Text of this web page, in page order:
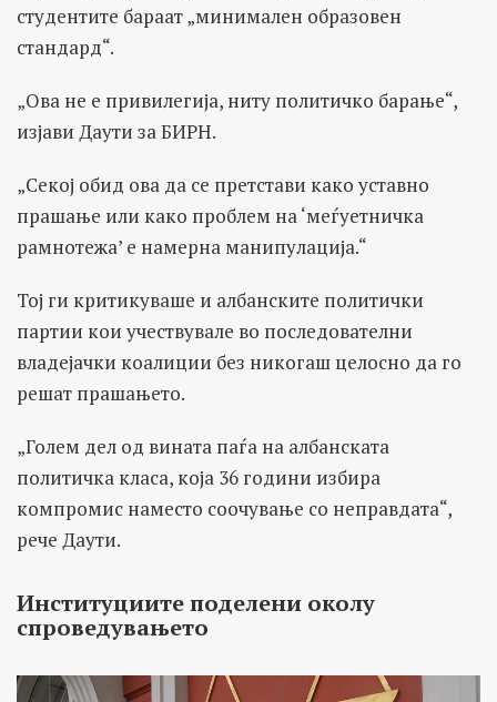
студентите бараат „минимален образовен
стандард“.
„Ова не е привилегија, ниту политичко барање“,
изјави Даути за БИРН.
„Секој обид ова да се претстави како уставно
прашање или како проблем на ‘меѓуетничка
рамнотежа’ е намерна манипулација.“
Тој ги критикуваше и албанските политички
партии кои учествувале во последователни
владејачки коалиции без никогаш целосно да го
решат прашањето.
„Голем дел од вината паѓа на албанската
политичка класа, која 36 години избира
компромис наместо соочување со неправдата“,
рече Даути.
Институциите поделени околу
спроведувањето